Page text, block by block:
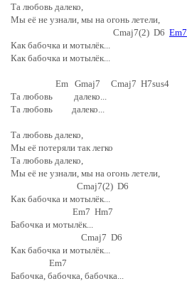
Та любовь далеко,
Мы её не узнали, мы на огонь летели,
Cmaj7(2) D6 Em7
Как бабочка и мотылёк...
Как бабочка и мотылёк...
Em Gmaj7 Cmaj7 H7sus4
Та любовь далеко...
Та любовь далеко...
Та любовь далеко,
Мы её потеряли так легко
Та любовь далеко,
Мы её не узнали, мы на огонь летели,
Cmaj7(2) D6
Как бабочка и мотылёк...
Em7 Hm7
Бабочка и мотылёк...
Cmaj7 D6
Как бабочка и мотылёк...
Em7
Бабочка, бабочка, бабочка...